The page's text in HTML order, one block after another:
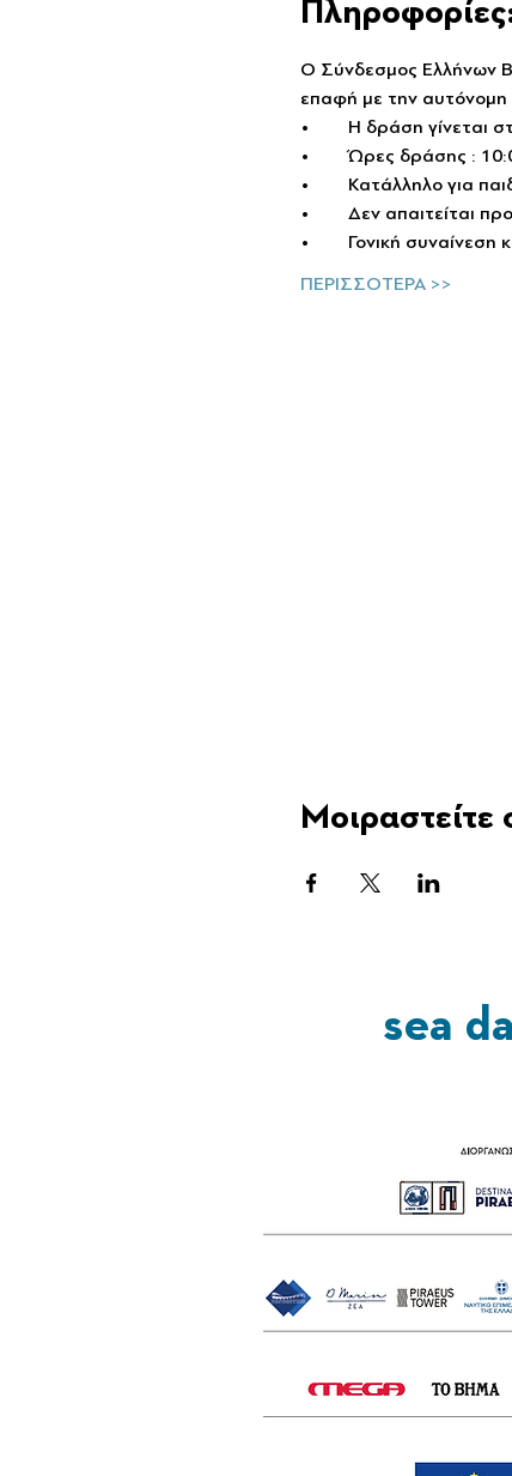
Ο Σύνδεσμος Ελλήνων
επαφή με την αυτόνομη
•	Η δράση
•	Ώρες δράσης :
•	Κατάλληλο για
•	Δεν απαιτείται
•	Γονική
ΠΕΡΙΣΣΟΤΕΡΑ >>
Μοιραστείτε
sea